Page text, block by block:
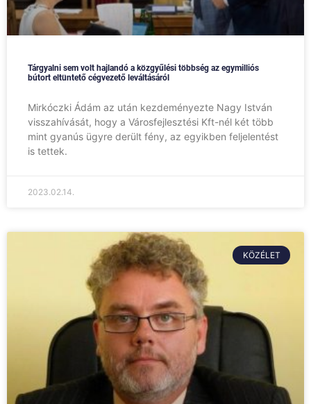
Tárgyalni sem volt hajlandó a közgyűlési többség az egymilliós
bútort eltüntető cégvezető leváltásáról
Mirkóczki Ádám az után kezdeményezte Nagy István
visszahívását, hogy a Városfejlesztési Kft-nél két több
mint gyanús ügyre derült fény, az egyikben feljelentést
is tettek.
2023.02.14.
KÖZÉLET